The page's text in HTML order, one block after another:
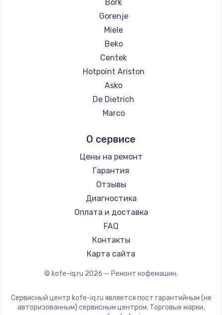
Ремонт кофемашин Ariston
Ремонт кофемашин Grundig
Ремонт кофемашин ROCKET MOZZAFIATO
Ремонт кофемашин Vivitek
Ремонт кофемашин Thomson
Ремонт кофемашин Hisense
Ремонт кофемашин DELTA
Ремонт кофемашин Tefal
Ремонт кофемашин RED solution
Ремонт кофемашин Bravilor Bonamat
Ремонт кофемашин Vard
Ремонт кофемашин Tuvio
Ремонт кофемашин Carrera
Ремонт кофемашин Supra
Bork
Gorenje
Miele
Beko
Centek
Hotpoint Ariston
Asko
De Dietrich
Marco
Jura
Olympia
Saeco
La Cimbali
WMF
Yamaguchi
Nivona
Astoria
JVC
ROCKET MOZZAFIATO
Vivitek
О сервисе
Цены на ремонт
Гарантия
Отзывы
Диагностика
Оплата и доставка
FAQ
Контакты
Карта сайта
© kofe-iq.ru 2026 — Ремонт кофемашин.
Сервисный центр kofe-iq.ru является пост гарантийным (не
авторизованным) сервисным центром. Торговые марки,